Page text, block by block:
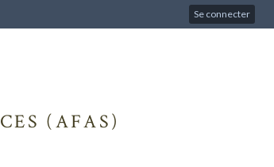
Se connecter
(AFAS)